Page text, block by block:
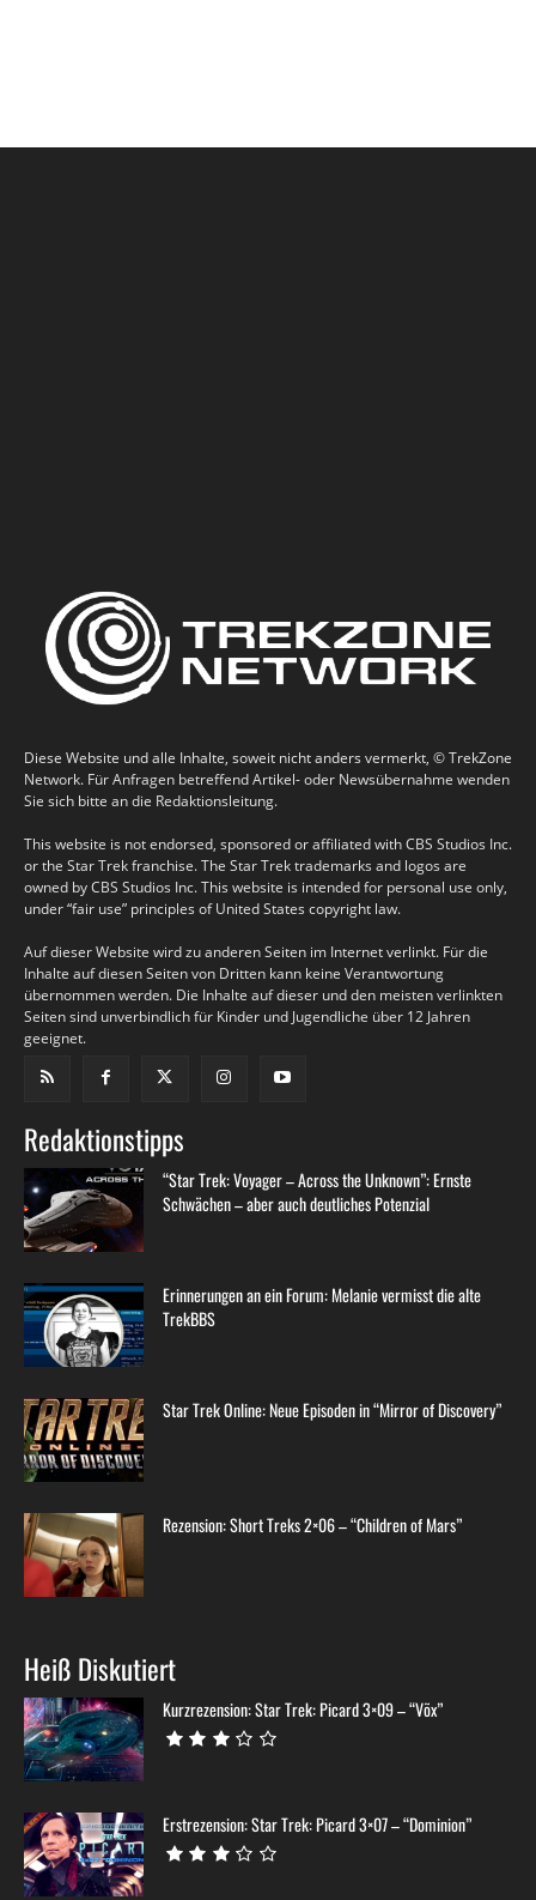
Diese Website und alle Inhalte, soweit nicht anders vermerkt, © TrekZone
Network. Für Anfragen betreffend Artikel- oder Newsübernahme wenden
Sie sich bitte an die Redaktionsleitung.
This website is not endorsed, sponsored or affiliated with CBS Studios Inc.
or the Star Trek franchise. The Star Trek trademarks and logos are
owned by CBS Studios Inc. This website is intended for personal use only,
under “fair use” principles of United States copyright law.
Auf dieser Website wird zu anderen Seiten im Internet verlinkt. Für die
Inhalte auf diesen Seiten von Dritten kann keine Verantwortung
übernommen werden. Die Inhalte auf dieser und den meisten verlinkten
Seiten sind unverbindlich für Kinder und Jugendliche über 12 Jahren
geeignet.
Redaktionstipps
“Star Trek: Voyager – Across the Unknown”: Ernste
Schwächen – aber auch deutliches Potenzial
Erinnerungen an ein Forum: Melanie vermisst die alte
TrekBBS
Star Trek Online: Neue Episoden in “Mirror of Discovery”
Rezension: Short Treks 2×06 – “Children of Mars”
Heiß Diskutiert
Kurzrezension: Star Trek: Picard 3×09 – “Võx”
Erstrezension: Star Trek: Picard 3×07 – “Dominion”